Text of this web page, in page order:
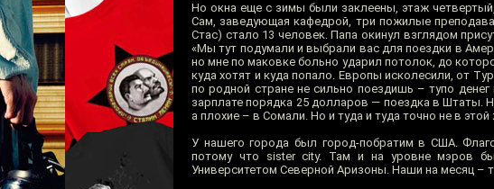
Но окна еще с зимы были заклеены, этаж
Сам, заведующая кафедрой, три пожилые
Стас) стало 13 человек. Папа окинул взглядом
«Мы тут подумали и выбрали вас для поездки в
но мне по маковке больно ударил потолок, до
куда хотят и куда попало. Европы исколесили, от
по родной стране не сильно поездишь – тупо денег
зарплате порядка 25 долларов — поездка в
а плохие – в Сомали. Но и туда и туда точно не в этой
У нашего города был город-побратим в США.
потому что sister city. Там и на уровне мэров
Университетом Северной Аризоны. Наши на месяц –